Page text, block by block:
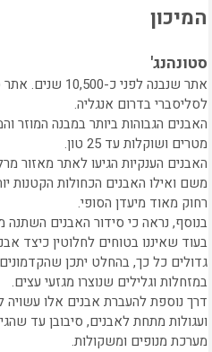
המיכון
סטונהנג'
אתר שנבנה לפני
לסליסברי בדרום אנגליה.
מטרים ושוקלות עד 25 טון.
משם ואילו האבנים הכחולות הקטנות
רחוק מאוד מיעדן הסופי.
בנוסף, נראה כי סידור האבנים
בעוד שאיננו בטוחים לחלוטין כיצד
גדולים כל כך, בהחלט יתכן
במזחלות וגלילים שנוצרו מגזעי עצים.
דרך נוספת להעברת אבנים אלו עשויה
ועגולות מתחת לאבנים, סיבובן עד
מערכת מנופים ומשקולות.